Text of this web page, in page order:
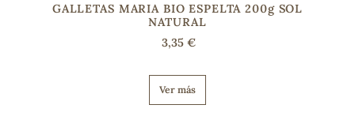
GALLETAS MARIA BIO ESPELTA 200g SOL
NATURAL
3,35 €
Ver más